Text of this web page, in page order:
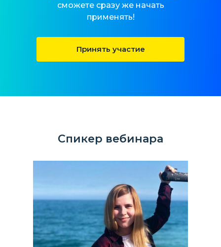
сможете сразу же начать
применять!
Принять участие
Спикер вебинара